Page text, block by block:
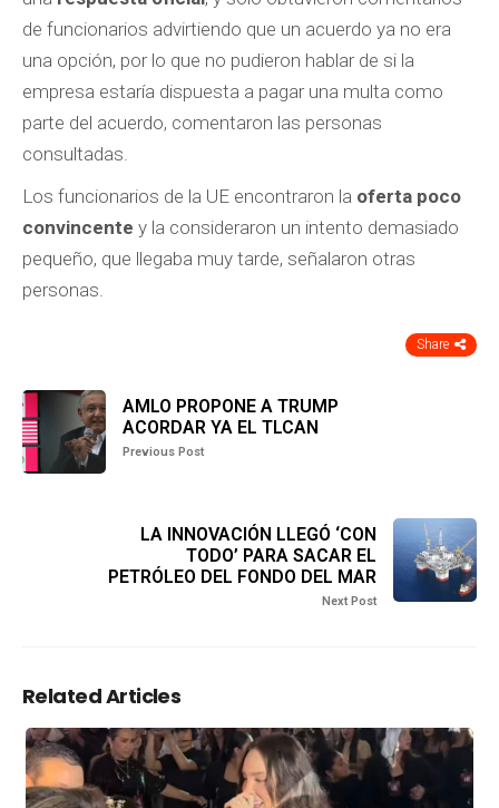
de funcionarios advirtiendo que un acuerdo ya no era
una opción, por lo que no pudieron hablar de si la
empresa estaría dispuesta a pagar una multa como
parte del acuerdo, comentaron las personas
consultadas.
Los funcionarios de la UE encontraron la oferta poco
convincente y la consideraron un intento demasiado
pequeño, que llegaba muy tarde, señalaron otras
personas.
Share
AMLO PROPONE A TRUMP
ACORDAR YA EL TLCAN
Previous Post
LA INNOVACIÓN LLEGÓ ‘CON
TODO’ PARA SACAR EL
PETRÓLEO DEL FONDO DEL MAR
Next Post
Related Articles